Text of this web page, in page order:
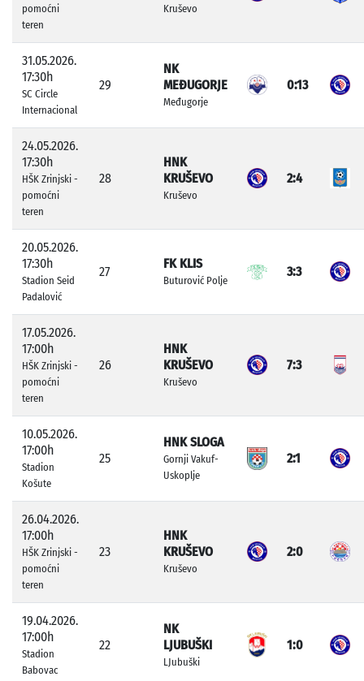
pomoćni
teren
Kruševo
31.05.2026.
17:30h
SC Circle
Internacional
29
NK
MEĐUGORJE
Međugorje
0:13
24.05.2026.
17:30h
HŠK Zrinjski -
pomoćni
teren
28
HNK
KRUŠEVO
Kruševo
2:4
20.05.2026.
17:30h
Stadion Seid
Padalović
27
FK KLIS
Buturović Polje
3:3
17.05.2026.
17:00h
HŠK Zrinjski -
pomoćni
teren
26
HNK
KRUŠEVO
Kruševo
7:3
10.05.2026.
17:00h
Stadion
Košute
25
HNK SLOGA
Gornji Vakuf-
Uskoplje
2:1
26.04.2026.
17:00h
HŠK Zrinjski -
pomoćni
teren
23
HNK
KRUŠEVO
Kruševo
2:0
19.04.2026.
17:00h
Stadion
Babovac
22
NK
LJUBUŠKI
LJubuški
1:0